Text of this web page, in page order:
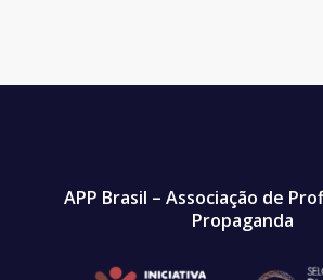
APP Brasil – Associação de
Propaganda